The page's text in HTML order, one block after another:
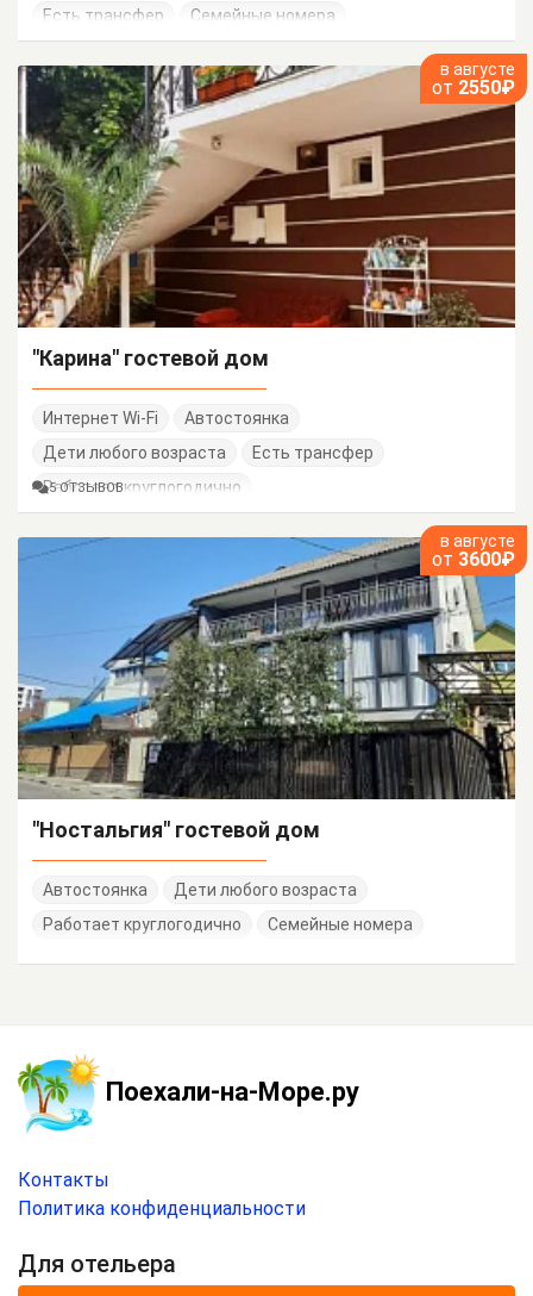
Есть трансфер
Семейные номера
в августе
от 2550₽
"Карина" гостевой дом
Интернет Wi-Fi
Автостоянка
Дети любого возраста
Есть трансфер
Работает круглогодично
5 ОТЗЫВОВ
в августе
от 3600₽
"Ностальгия" гостевой дом
Автостоянка
Дети любого возраста
Работает круглогодично
Семейные номера
Поехали-на-Море.ру
Контакты
Политика конфиденциальности
Для отельера